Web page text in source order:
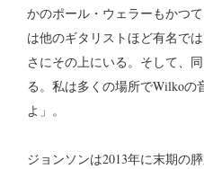
かのポール・ウェラーもかつ
は他のギタリストほど有名で
さにその上にいる。そして、
る。私は多くの場所でWilkoの
よ」。
ジョンソンは2013年に末期の